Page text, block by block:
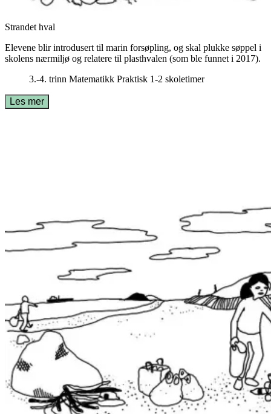
Strandet hval
Elevene blir introdusert til marin forsøpling, og skal plukke søppel i
skolens nærmiljø og relatere til plasthvalen (som ble funnet i 2017).
3.-4. trinn Matematikk Praktisk 1-2 skoletimer
Les mer